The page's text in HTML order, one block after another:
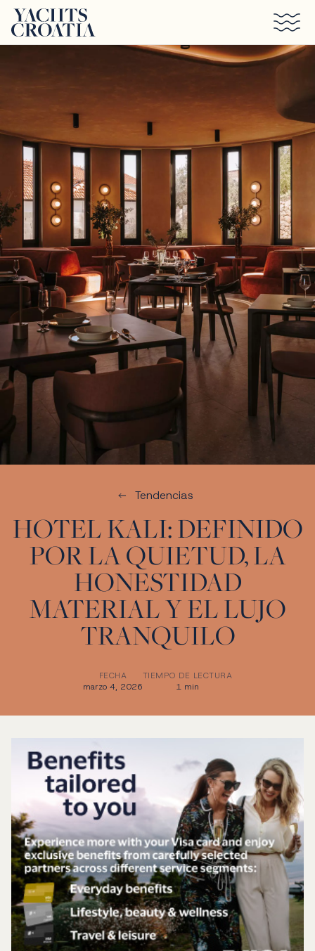
Saltar al contenido principal
Tendencias
HOTEL KALI: DEFINIDO
POR LA QUIETUD, LA
HONESTIDAD
MATERIAL Y EL LUJO
TRANQUILO
FECHA
marzo 4, 2026
TIEMPO DE LECTURA
1 min